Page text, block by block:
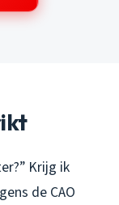
Krijg ik
de CAO